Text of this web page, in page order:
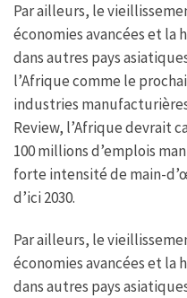
Par ailleurs, le
économies avancées et la
dans autres pays
l’Afrique comme le
industries
Review, l’Afrique devrait
100 millions d’emplois
forte intensité de main-
d’ici 2030.
Par ailleurs, le
économies avancées et la
dans autres pays